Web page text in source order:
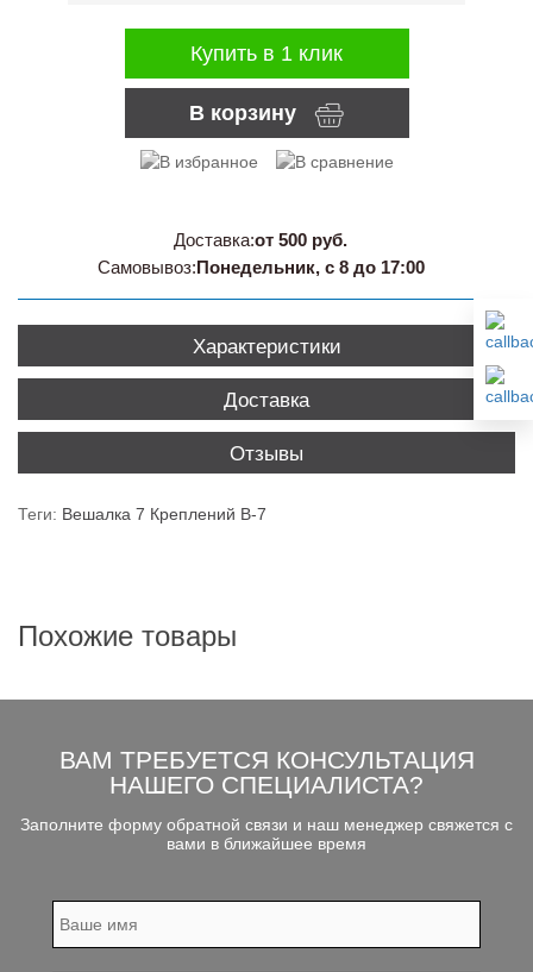
В корзину
Купить в 1 клик
Доставка:от 500 руб.
Самовывоз:Понедельник, с 8 до 17:00
Характеристики
Доставка
Отзывы
Теги: Вешалка 7 Креплений В-7
Похожие товары
ВАМ ТРЕБУЕТСЯ КОНСУЛЬТАЦИЯ
НАШЕГО СПЕЦИАЛИСТА?
Заполните форму обратной связи и наш менеджер свяжется с
вами в ближайшее время